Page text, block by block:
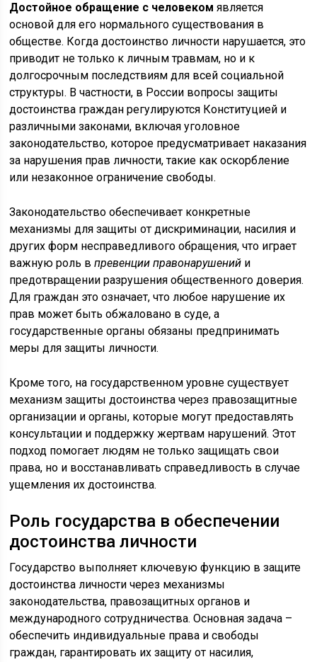
Достойное обращение с человеком является
основой для его нормального существования в
обществе. Когда достоинство личности нарушается, это
приводит не только к личным травмам, но и к
долгосрочным последствиям для всей социальной
структуры. В частности, в России вопросы защиты
достоинства граждан регулируются Конституцией и
различными законами, включая уголовное
законодательство, которое предусматривает наказания
за нарушения прав личности, такие как оскорбление
или незаконное ограничение свободы.
Законодательство обеспечивает конкретные
механизмы для защиты от дискриминации, насилия и
других форм несправедливого обращения, что играет
важную роль впревенции правонарушений и
предотвращении разрушения общественного доверия.
Для граждан это означает, что любое нарушение их
прав может быть обжаловано в суде, а
государственные органы обязаны предпринимать
меры для защиты личности.
Кроме того, на государственном уровне существует
механизм защиты достоинства через правозащитные
организации и органы, которые могут предоставлять
консультации и поддержку жертвам нарушений. Этот
подход помогает людям не только защищать свои
права, но и восстанавливать справедливость в случае
ущемления их достоинства.
Роль государства в обеспечении
достоинства личности
Государство выполняет ключевую функцию в защите
достоинства личности через механизмы
законодательства, правозащитных органов и
международного сотрудничества. Основная задача –
обеспечить индивидуальные права и свободы
граждан, гарантировать их защиту от насилия,